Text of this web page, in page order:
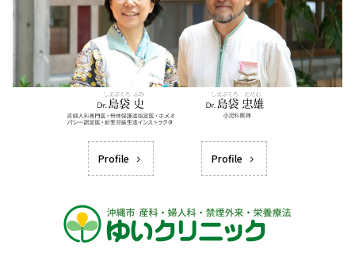
Profile Profile